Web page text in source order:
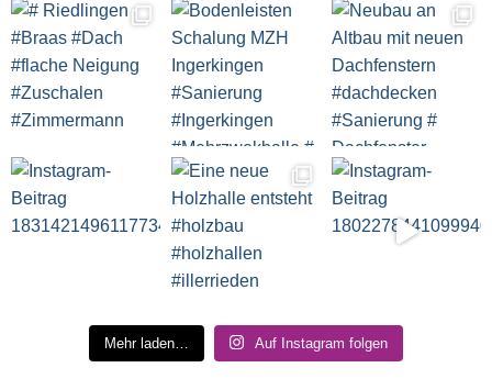
Mehr laden… Auf Instagram folgen